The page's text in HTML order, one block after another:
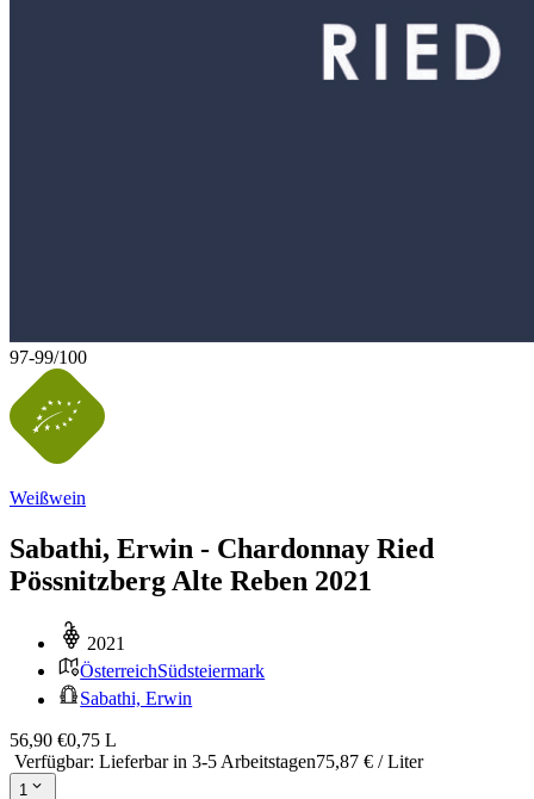
97-99/100
Weißwein
Sabathi, Erwin - Chardonnay Ried
Pössnitzberg Alte Reben 2021
2021
ÖsterreichSüdsteiermark
Sabathi, Erwin
56,90 €0,75 L
Verfügbar: Lieferbar in 3-5 Arbeitstagen75,87 € / Liter
1